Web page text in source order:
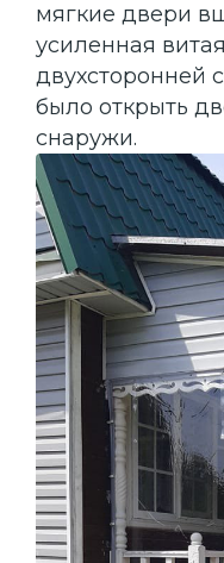
мягкие двери
усиленная
двухсторонней
было открыть
снаружи.